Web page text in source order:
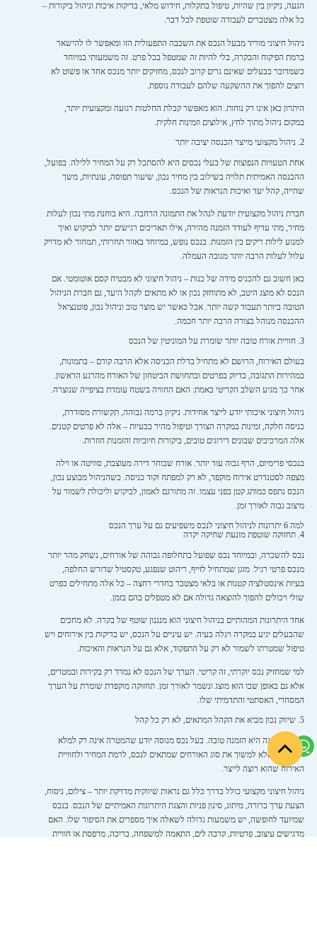
הגעה, ניקיון בין שהיות, טיפול בתקלות, חידוש מלאי, בדיקות איכות וניהול ביקורות –
כל אלה מצטברים לעבודה שוטפת לכל דבר.
ניהול חיצוני מוריד מבעל הנכס את השכבה התפעולית הזו ומאפשר לו להישאר
ברמת הפיקוח והבקרה, בלי להיות זה שמטפל בכל פרט. זה משמעותי במיוחד
כשמדובר בבעלים שאינם גרים קרוב לנכס, מחזיקים יותר מנכס אחד או פשוט לא
רוצים להפוך את ההשקעה שלהם לעבודה נוספת.
היתרון כאן אינו רק נוחות. הוא מאפשר קבלת החלטות רגועה ומקצועית יותר,
במקום ניהול מתוך לחץ, אילוצים וזמינות חלקית.
2. ניהול מקצועי מייצר הכנסה יציבה יותר
אחת הטעויות הנפוצות של בעלי נכסים היא להסתכל רק על המחיר ללילה. בפועל,
ההכנסה האמיתית תלויה בשילוב בין מחיר נכון, שיעור תפוסה, עונתיות, משך
שהייה, קהל יעד ואיכות הנראות של הנכס.
חברת ניהול מקצועית יודעת לנהל את התמונה הרחבה. היא בוחנת מתי נכון לעלות
מחיר, מתי עדיף לעודד הזמנה מהירה, אילו תאריכים רגישים יותר לביקוש ואיך
למנוע לילות ריקים בין הזמנות. בנכס נופש, במיוחד באזור תחרותי, תמחור לא מדויק
עלול לעלות הרבה יותר מגובה העמלה.
כאן חשוב גם להכניס מידה של כנות – ניהול חיצוני לא מבטיח קסם אוטומטי. אם
הנכס לא מוצג היטב, לא מתוחזק נכון או לא מתאים לקהל היעד, גם חברת הניהול
הטובה ביותר תעבוד קשה יותר. אבל כאשר יש מוצר טוב וניהול נכון, פוטנציאל
ההכנסה מנוהל בצורה הרבה יותר חכמה.
3. חוויית אורח טובה יותר שומרת על המוניטין של הנכס
בעולם האירוח, הרושם לא מתחיל בדלת הכניסה אלא הרבה קודם – בתמונות,
במהירות התגובה, בדיוק בפרטים ובתחושת הביטחון של האורח מהרגע הראשון.
אחר כך מגיע השלב הקריטי באמת: האם החוויה בשטח עומדת בציפייה שנוצרה.
ניהול חיצוני איכותי יודע לייצר אחידות. ניקיון ברמה גבוהה, תקשורת מסודרת,
כניסה חלקה, זמינות במקרה הצורך וטיפול מהיר בבעיות – אלה לא פרטים קטנים.
אלה המרכיבים שבונים דירוגים טובים, ביקורות חיוביות והזמנות חוזרות.
בנכסי פרימיום, הרף גבוה עוד יותר. אורח שבוחר דירה מעוצבת, סוויטה או וילה
מצפה לסטנדרט אירוח מוקפד, לא רק למפתח וקוד כניסה. כשהניהול מבוצע נכון,
הנכס נתפס כמותג קטן בפני עצמו. זה מתורגם לאמון, לביקוש וליכולת לשמור על
מיצוב גבוה לאורך זמן.
למה 6 יתרונות לניהול חיצוני לנכס משפיעים גם על ערך הנכס
4. תחזוקה שוטפת מונעת שחיקה יקרה
נכס להשכרה, ובמיוחד נכס שפועל בתחלופה גבוהה של אורחים, נשחק מהר יותר
מנכס פרטי רגיל. מזגן שמתחיל לזייף, ריהוט שנפגע, טקסטיל שדורש החלפה,
בעיות אינסטלציה קטנות או בלאי מצטבר בחדרי רחצה – כל אלה מתחילים כפרט
שולי ויכולים להפוך להוצאה גדולה אם לא מטפלים בהם בזמן.
אחד היתרונות המהותיים בניהול חיצוני הוא מנגנון שוטף של בקרה. לא מחכים
שהבעלים יגיע במקרה ויגלה בעיה. יש עיניים על הנכס, יש בדיקות בין אירוחים ויש
טיפול שמטרתו לשמור לא רק על התפקוד, אלא גם על הנראות והאיכות.
למי שמחזיק נכס יוקרתי, זה קריטי. הערך של הנכס לא נמדד רק בקירות ובמטרים,
אלא גם באופן שבו הוא מוצג ונשמר לאורך זמן. תחזוקה מוקפדת שומרת על הערך
המסחרי, האסתטי והתדמיתי שלו.
5. שיווק נכון מביא את הקהל המתאים, לא רק כל קהל
לא כל הזמנה היא הזמנה טובה. בעל נכס מנוסה יודע שהמטרה אינה רק למלא
תאריכים, אלא למשוך את סוג האורחים שמתאים לנכס, לרמת המחיר ולחוויית
האירוח שהוא רוצה לייצר.
ניהול חיצוני מקצועי כולל בדרך כלל גם נראות שיווקית מדויקת יותר – צילום, ניסוח,
הצעת ערך ברורה, מיתוג, סינון פניות והצגת היתרונות האמיתיים של הנכס. בנכס
שמיועד לחופשה, יש משמעות גדולה לשאלה איך מספרים את הסיפור שלו. האם
מדגישים עיצוב, פרטיות, קרבה לים, התאמה למשפחה, בריכה, מרפסת או חוויית